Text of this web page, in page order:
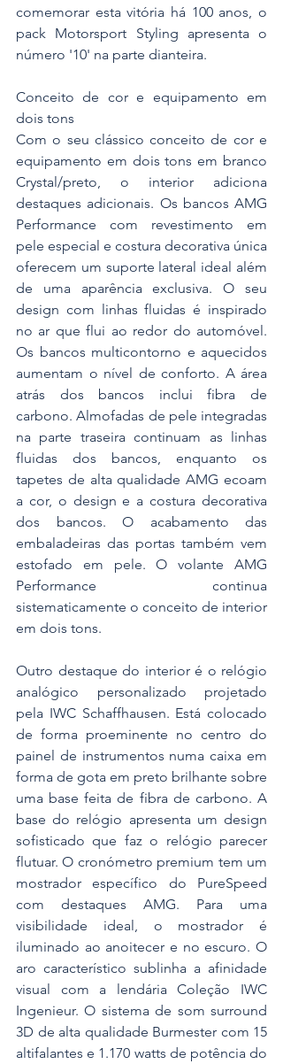
comemorar esta vitória há 100 anos, o
pack Motorsport Styling apresenta o
número '10' na parte dianteira.
Conceito de cor e equipamento em
dois tons
Com o seu clássico conceito de cor e
equipamento em dois tons em branco
Crystal/preto, o interior adiciona
destaques adicionais. Os bancos AMG
Performance com revestimento em
pele especial e costura decorativa única
oferecem um suporte lateral ideal além
de uma aparência exclusiva. O seu
design com linhas fluidas é inspirado
no ar que flui ao redor do automóvel.
Os bancos multicontorno e aquecidos
aumentam o nível de conforto. A área
atrás dos bancos inclui fibra de
carbono. Almofadas de pele integradas
na parte traseira continuam as linhas
fluidas dos bancos, enquanto os
tapetes de alta qualidade AMG ecoam
a cor, o design e a costura decorativa
dos bancos. O acabamento das
embaladeiras das portas também vem
estofado em pele. O volante AMG
Performance continua
sistematicamente o conceito de interior
em dois tons.
Outro destaque do interior é o relógio
analógico personalizado projetado
pela IWC Schaffhausen. Está colocado
de forma proeminente no centro do
painel de instrumentos numa caixa em
forma de gota em preto brilhante sobre
uma base feita de fibra de carbono. A
base do relógio apresenta um design
sofisticado que faz o relógio parecer
flutuar. O cronómetro premium tem um
mostrador específico do PureSpeed
com destaques AMG. Para uma
visibilidade ideal, o mostrador é
iluminado ao anoitecer e no escuro. O
aro característico sublinha a afinidade
visual com a lendária Coleção IWC
Ingenieur. O sistema de som surround
3D de alta qualidade Burmester com 15
altifalantes e 1.170 watts de potência do